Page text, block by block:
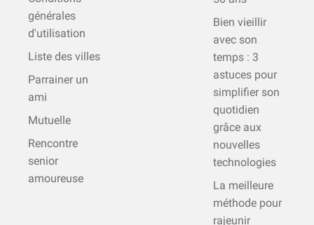
générales
d'utilisation
Liste des villes
Parrainer un
ami
Mutuelle
Rencontre
senior
amoureuse
Bien vieillir
avec son
temps : 3
astuces pour
simplifier son
quotidien
grâce aux
nouvelles
technologies
La meilleure
méthode pour
rajeunir